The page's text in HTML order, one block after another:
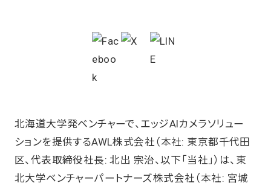
北海道大学発ベンチャーで、エッジAIカメラソリュー
ションを提供するAWL株式会社（本社: 東京都千代田
区、代表取締役社長: 北出 宗治、以下「当社」）は、東
北大学ベンチャーパートナーズ株式会社（本社: 宮城